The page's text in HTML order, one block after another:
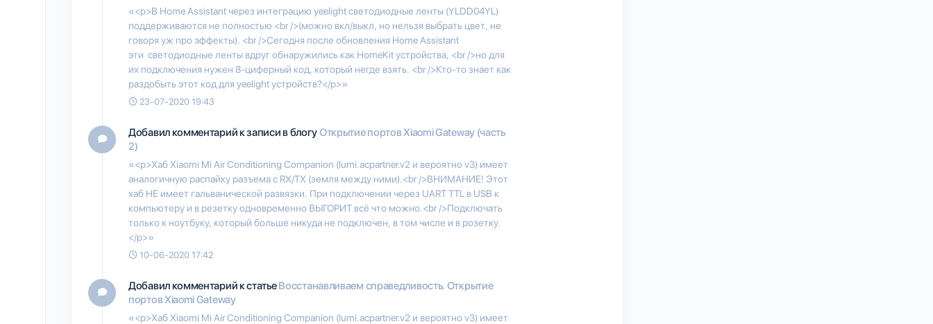
«<p>В Home Assistant через интеграцию yeelight светодиодные ленты (YLDD04YL)
поддерживаются не полностью <br />(можно вкл/выкл, но нельзя выбрать цвет, не
говоря уж про эффекты). <br />Сегодня после обновления Home Assistant
эти светодиодные ленты вдруг обнаружились как HomeKit устройства, <br />но для
их подключения нужен 8-циферный код, который негде взять. <br />Кто-то знает как
раздобыть этот код для yeelight устройств?</p>»
23-07-2020 19:43
Добавил комментарий к записи в блогуОткрытие портов Xiaomi Gateway (часть
2)
«<p>Хаб Xiaomi Mi Air Conditioning Companion (lumi.acpartner.v2 и вероятно v3) имеет
аналогичную распайку разъема с RX/TX (земля между ними).<br />ВНИМАНИЕ! Этот
хаб НЕ имеет гальванической развязки. При подключении через UART TTL в USB к
компьютеру и в резетку одновременно ВЫГОРИТ всё что можно.<br />Подключать
только к ноутбуку, который больше никуда не подключен, в том числе и в розетку.
</p>»
10-06-2020 17:42
Добавил комментарий к статьеВосстанавливаем справедливость. Открытие
портов Xiaomi Gateway
«<p>Хаб Xiaomi Mi Air Conditioning Companion (lumi.acpartner.v2 и вероятно v3) имеет